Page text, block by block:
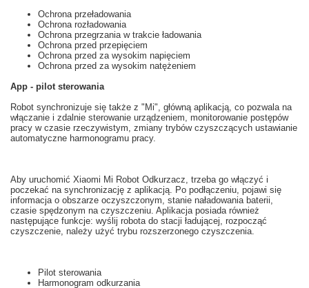
Ochrona przeładowania
Ochrona rozładowania
Ochrona przegrzania w trakcie ładowania
Ochrona przed przepięciem
Ochrona przed za wysokim napięciem
Ochrona przed za wysokim natężeniem
App - pilot sterowania
Robot synchronizuje się także z " Mi", główną aplikacją, co pozwala na
włączanie i zdalnie sterowanie urządzeniem, monitorowanie postępów
pracy w czasie rzeczywistym, zmiany trybów czyszczących ustawianie
automatyczne harmonogramu pracy.
Aby uruchomić Xiaomi Mi Robot Odkurzacz, trzeba go włączyć i
poczekać na synchronizację z aplikacją. Po podłączeniu, pojawi się
informacja o obszarze oczyszczonym, stanie naładowania baterii,
czasie spędzonym na czyszczeniu. Aplikacja posiada również
następujące funkcje: wyślij robota do stacji ładującej, rozpocząć
czyszczenie, należy użyć trybu rozszerzonego czyszczenia.
Pilot sterowania
Harmonogram odkurzania